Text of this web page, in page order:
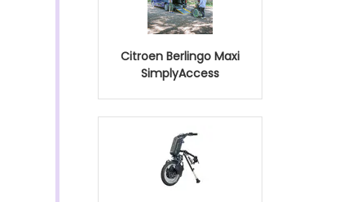
Citroen Berlingo Maxi
SimplyAccess